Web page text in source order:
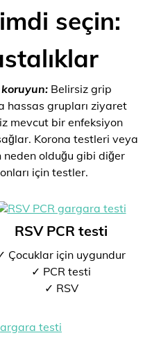
seçin:
Belirsiz grip
hassas grupları ziyaret
mevcut bir enfeksiyon
Korona testleri veya
neden olduğu gibi diğer
için testler.
RSV PCR testi
Çocuklar için uygundur
✓ PCR testi
✓ RSV